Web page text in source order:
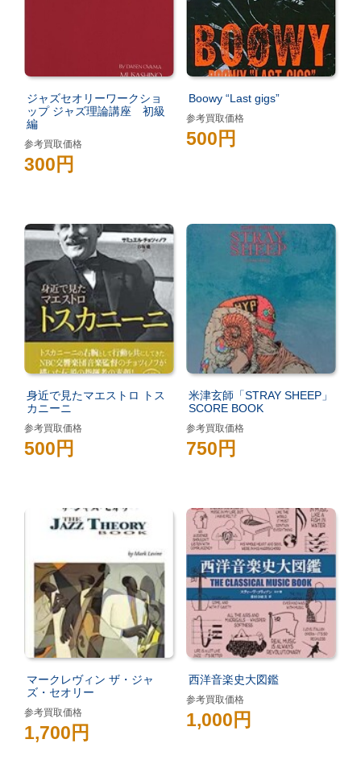
ジャズセオリーワークショ
ップ ジャズ理論講座 初級
編
参考買取価格
300円
Boowy “Last gigs”
参考買取価格
500円
身近で見たマエストロ トス
カニーニ
参考買取価格
500円
米津玄師「STRAY SHEEP」
SCORE BOOK
参考買取価格
750円
マークレヴィン ザ・ジャ
ズ・セオリー
参考買取価格
1,700円
西洋音楽史大図鑑
参考買取価格
1,000円